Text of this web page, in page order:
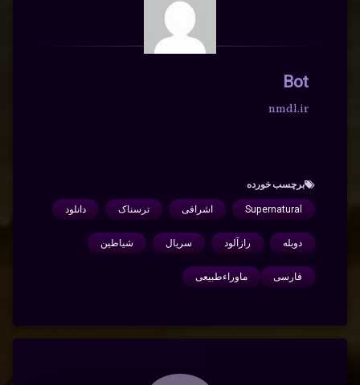
Bot
nmdl.ir
برچسب‌ خورده
Supernatural اشرافی ترسناک دانلود
دوبله رازآلود سریال شیاطین
فارسی ماوراءطبیعی